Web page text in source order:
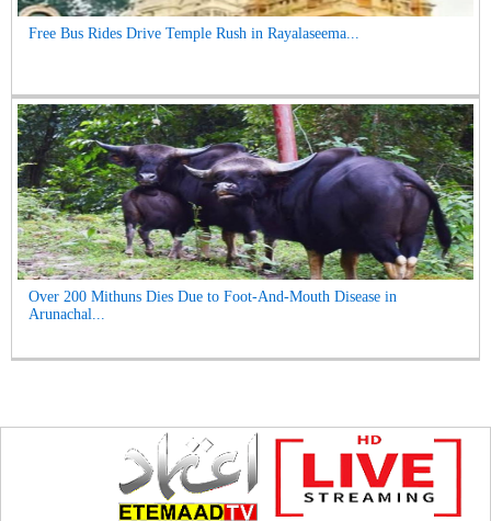
Free Bus Rides Drive Temple Rush in Rayalaseema...
Over 200 Mithuns Dies Due to Foot-And-Mouth Disease in
Arunachal...